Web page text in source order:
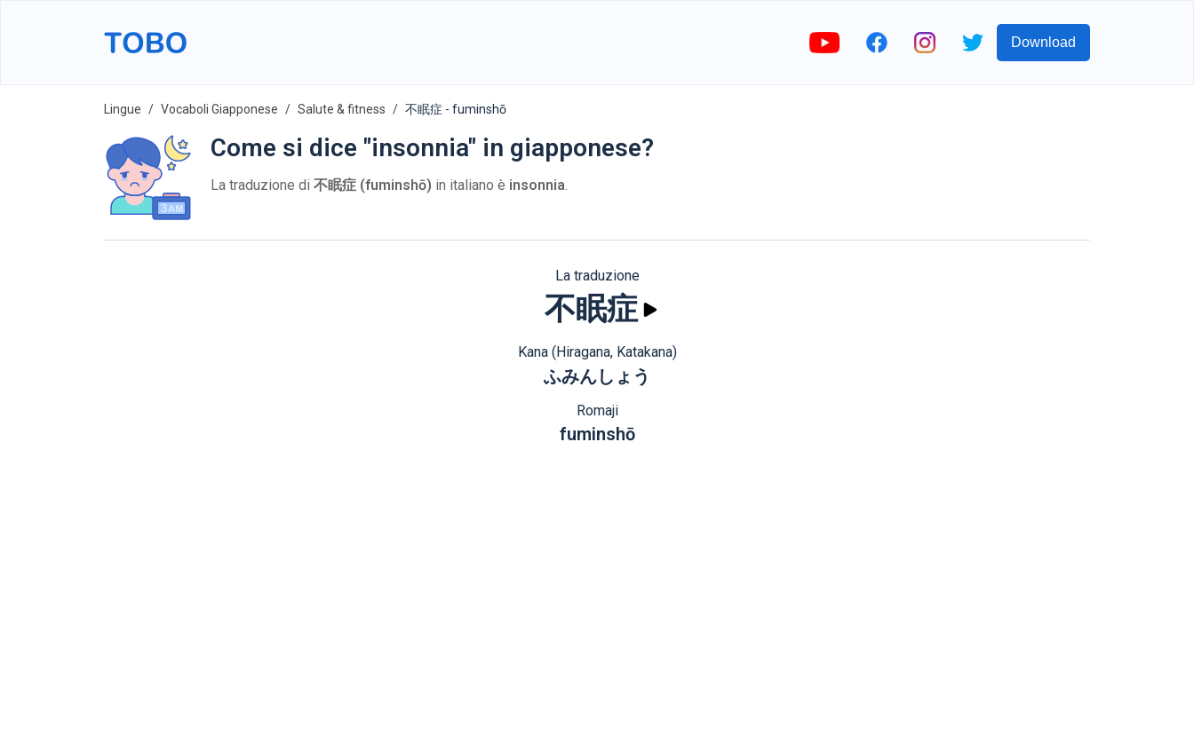
Download
Lingue Vocaboli Giapponese Salute & fitness 不眠症 - fuminshō
Come si dice "insonnia" in giapponese?
La traduzione di 不眠症 (fuminshō) in italiano è insonnia.
La traduzione
不眠症
Kana (Hiragana, Katakana)
ふみんしょう
Romaji
fuminshō